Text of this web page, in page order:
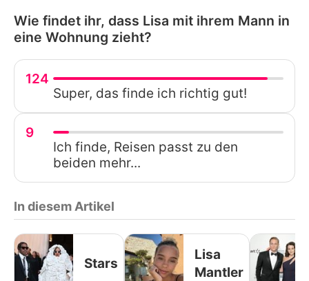
Wie findet ihr, dass Lisa mit ihrem Mann in
eine Wohnung zieht?
124
Super, das finde ich richtig gut!
9
Ich finde, Reisen passt zu den
beiden mehr...
In diesem Artikel
Stars
Lisa
Mantler